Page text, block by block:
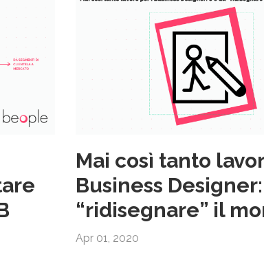
Mai così tanto
Business Designer:
“ridisegnare” il
Apr 01, 2020